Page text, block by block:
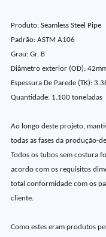
Produto: Seamless Steel Pipe
Padrão: ASTM A106
Grau: Gr. B
Diâmetro exterior (OD):
Espessura De Parede (TK):
Quantidade: 1.100 toneladas
Ao longo deste projeto,
todas as fases da produção-
Todos os tubos sem costura
acordo com os requisitos
total conformidade com os
cliente.
Como estes eram produtos